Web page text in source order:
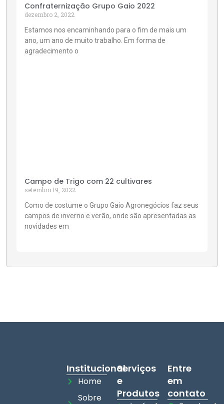
Confraternização Grupo Gaio 2022
dezembro 2, 2022
Estamos nos encaminhando para o fim de mais um
ano, um ano de muito trabalho. Em forma de
agradecimento o
Campo de Trigo com 22 cultivares
setembro 19, 2022
Como de costume o Grupo Gaio Agronegócios faz seus
campos de inverno e verão, onde são apresentadas as
novidades em
Institucional
Home
Sobre
Serviços
e
Produtos
Entre
em
contato